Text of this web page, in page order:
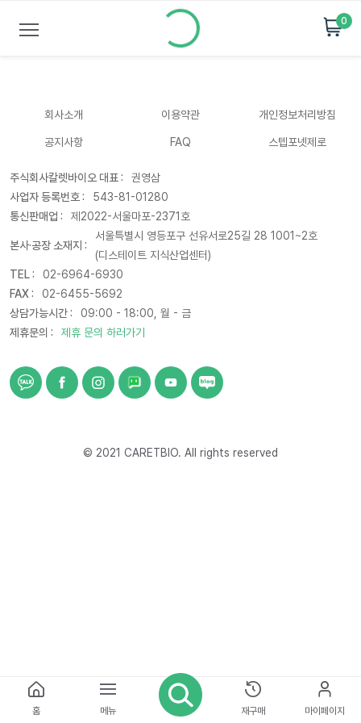
0
홈 메뉴 재구매 마이페이지
회사소개 이용약관 개인정보처리방침
공지사항 FAQ 스텝포넷제로
주식회사칼렛바이오 대표 :
권영삼
사업자 등록번호 :
543-81-01280
통신판매업 :
제2022-서울마포-2371호
본사·공장 소재지 :
서울특별시 영등포구 선유서로25길 28 1001~2호
(디스테이트 지식산업센터)
TEL :
02-6964-6930
FAX :
02-6455-5692
상담가능시간 :
09:00 - 18:00, 월 - 금
제휴문의 :
제휴 문의 하러가기
© 2021 CARETBIO. All rights reserved